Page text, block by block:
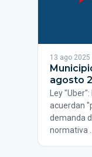
13 ago 2025
agosto
Ley
acuerdan
demanda
normativa …